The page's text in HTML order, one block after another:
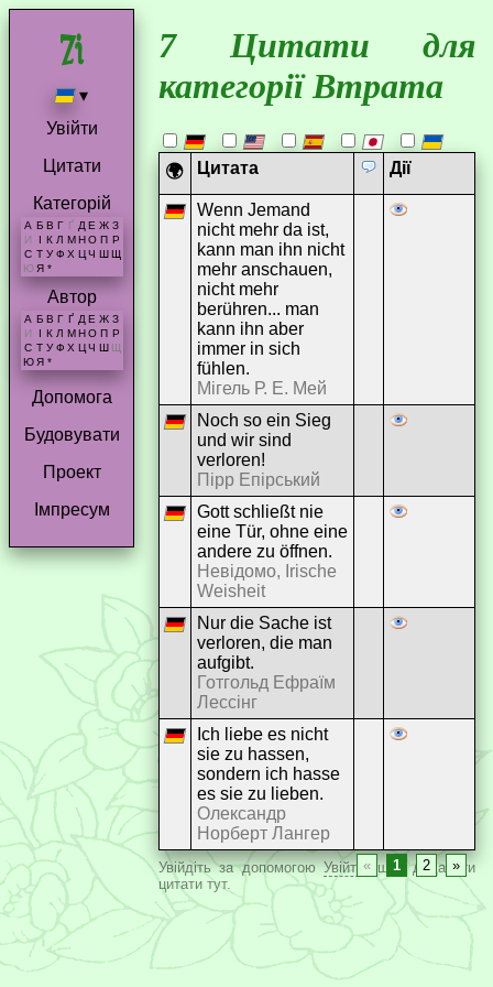
▾
Увійти
Цитати
Категорій
А Б В Г Ґ Д Е Ж З
И
І К Л М Н О П Р
С Т У Ф Х Ц Ч Ш Щ
Ю Я *
Автор
А Б В Г Ґ Д Е Ж З
И
К Л М Н О П Р
С Т У Ф Х Ц Ч Ш Щ
Ю Я *
Допомога
Будовувати
Проект
Імпресум
7 Цитати для
категорії Втрата
🌍 Цитата Дії
Wenn Jemand
nicht mehr da ist,
kann man ihn nicht
mehr anschauen,
nicht mehr
berühren... man
kann ihn aber
immer in sich
fühlen.
Мігель Р. Е. Мей
Noch so ein Sieg
und wir sind
verloren!
Пірр Епірський
Gott schließt nie
eine Tür, ohne eine
andere zu öffnen.
Невідомо, Irische
Weisheit
Nur die Sache ist
verloren, die man
aufgibt.
Готгольд Ефраїм
Лессінг
Ich liebe es nicht
sie zu hassen,
sondern ich hasse
es sie zu lieben.
Олександр
Норберт Лангер
« 1 2 »
Увійдіть за допомогоюУвійти, щоб додавати
цитати тут.